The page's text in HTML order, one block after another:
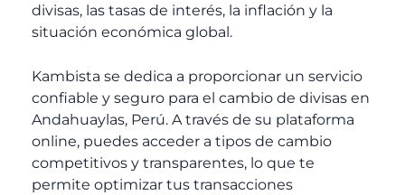
divisas, las tasas de interés, la inflación y la
situación económica global.
Kambista se dedica a proporcionar un servicio
confiable y seguro para el cambio de divisas en
Andahuaylas, Perú. A través de su plataforma
online, puedes acceder a tipos de cambio
competitivos y transparentes, lo que te
permite optimizar tus transacciones